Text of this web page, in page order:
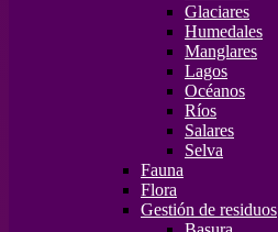
Glaciares
Humedales
Manglares
Lagos
Océanos
Ríos
Salares
Selva
Fauna
Flora
Gestión de residuos